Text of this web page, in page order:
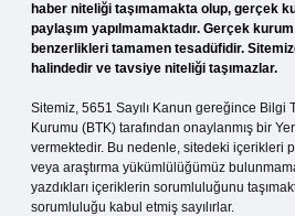
haber niteliği taşımamakta olup, gerçek
paylaşım yapılmamaktadır. Gerçek
benzerlikleri tamamen tesadüfidir.
halindedir ve tavsiye niteliği taşımazlar.
Sitemiz, 5651 Sayılı Kanun gereğince Bilgi
Kurumu (BTK) tarafından onaylanmış bir
vermektedir. Bu nedenle, sitedeki içerikleri
veya araştırma yükümlülüğümüz
yazdıkları içeriklerin sorumluluğunu
sorumluluğu kabul etmiş sayılırlar.